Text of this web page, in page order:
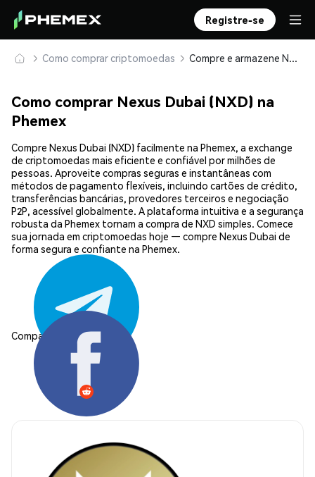
Registre-se
Como comprar criptomoedas Compre e armazene Nexus Dubai (NXD) com segurança
Como comprar Nexus Dubai (NXD) na
Phemex
Compre Nexus Dubai (NXD) facilmente na Phemex, a exchange
de criptomoedas mais eficiente e confiável por milhões de
pessoas. Aproveite compras seguras e instantâneas com
métodos de pagamento flexíveis, incluindo cartões de crédito,
transferências bancárias, provedores terceiros e negociação
P2P, acessível globalmente. A plataforma intuitiva e a segurança
robusta da Phemex tornam a compra de NXD simples. Comece
sua jornada em criptomoedas hoje — compre Nexus Dubai de
forma segura e confiante na Phemex.
Compartilhar: